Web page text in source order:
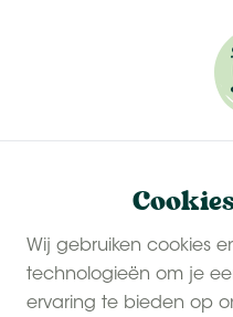
Wij gebruiken cookies
technologieën om je
ervaring te bieden op
Reserveer snel jouw plekje.
Beleeflast
BoerenBed